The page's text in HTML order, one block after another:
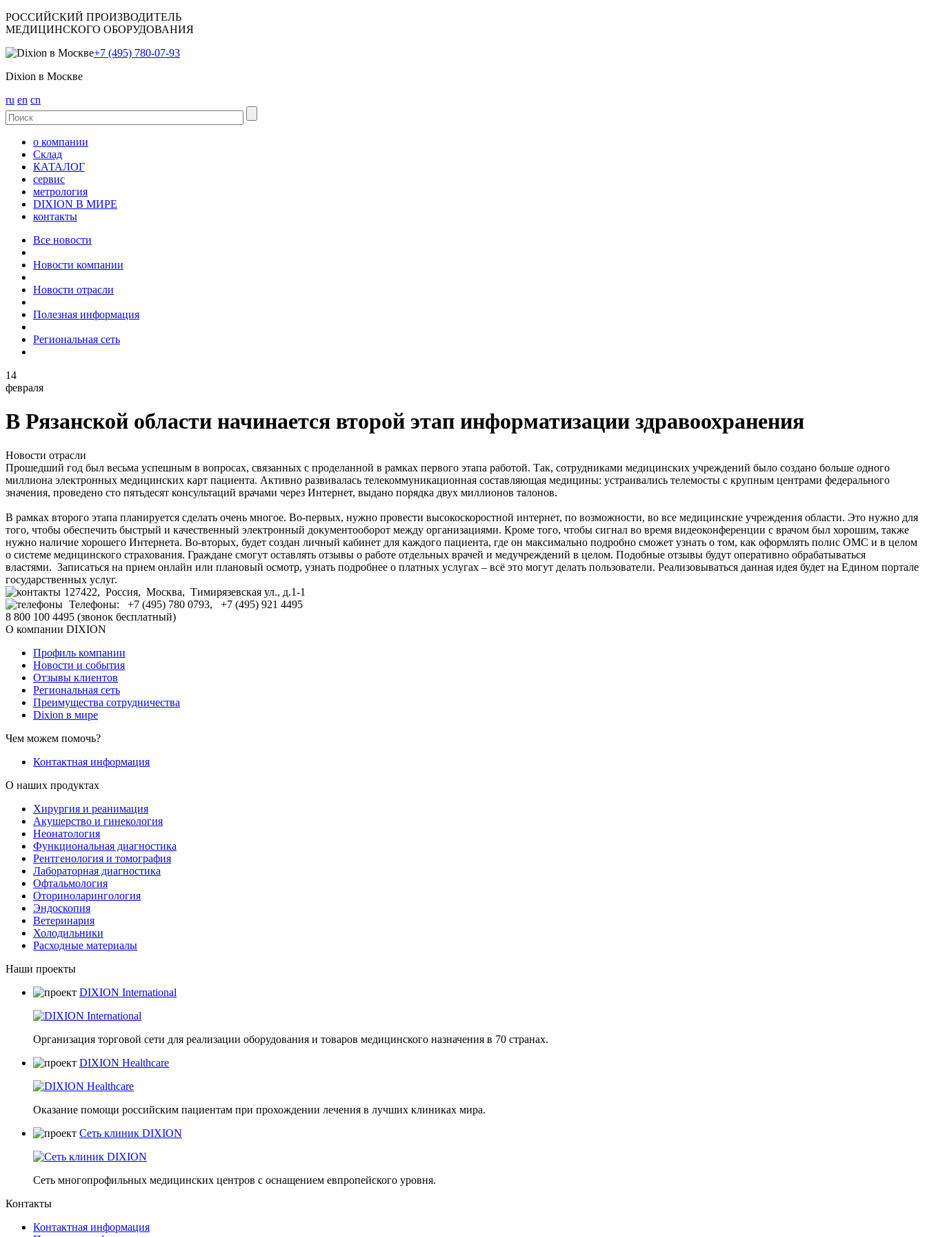
РОССИЙСКИЙ ПРОИЗВОДИТЕЛЬ
МЕДИЦИНСКОГО ОБОРУДОВАНИЯ
+7 (495) 780-07-93
Dixion в Москве
ru en cn
о компании
Склад
КАТАЛОГ
сервис
метрология
DIXION В МИРЕ
контакты
Все новости
Новости компании
Новости отрасли
Полезная информация
Региональная сеть
14
февраля
В Рязанской области начинается второй этап информатизации здравоохранения
Новости отрасли
Прошедший год был весьма успешным в вопросах, связанных с проделанной в рамках первого этапа работой. Так, сотрудниками медицинских учреждений было создано больше одного
миллиона электронных медицинских карт пациента. Активно развивалась телекоммуникационная составляющая медицины: устраивались телемосты с крупным центрами федерального
значения, проведено сто пятьдесят консультаций врачами через Интернет, выдано порядка двух миллионов талонов.
В рамках второго этапа планируется сделать очень многое. Во-первых, нужно провести высокоскоростной интернет, по возможности, во все медицинские учреждения области. Это нужно для
того, чтобы обеспечить быстрый и качественный электронный документооборот между организациями. Кроме того, чтобы сигнал во время видеоконференции с врачом был хорошим, также
нужно наличие хорошего Интернета. Во-вторых, будет создан личный кабинет для каждого пациента, где он максимально подробно сможет узнать о том, как оформлять полис ОМС и в целом
о системе медицинского страхования. Граждане смогут оставлять отзывы о работе отдельных врачей и медучреждений в целом. Подобные отзывы будут оперативно обрабатываться
властями. Записаться на прием онлайн или плановый осмотр, узнать подробнее о платных услугах – всё это могут делать пользователи. Реализовываться данная идея будет на Едином портале
государственных услуг.
127422, Россия, Москва, Тимирязевская ул., д.1-1
Телефоны: +7 (495) 780 0793, +7 (495) 921 4495
8 800 100 4495 (звонок бесплатный)
О компании DIXION
Профиль компании
Новости и события
Отзывы клиентов
Региональная сеть
Преимущества сотрудничества
Dixion в мире
Чем можем помочь?
Контактная информация
О наших продуктах
Хирургия и реанимация
Акушерство и гинекология
Неонатология
Функциональная диагностика
Рентгенология и томография
Лабораторная диагностика
Офтальмология
Оториноларингология
Эндоскопия
Ветеринария
Холодильники
Расходные материалы
Наши проекты
DIXION International
Организация торговой сети для реализации оборудования и товаров медицинского назначения в 70 странах.
DIXION Healthcare
Оказание помощи российским пациентам при прохождении лечения в лучших клиниках мира.
Сеть клиник DIXION
Сеть многопрофильных медицинских центров с оснащением евпропейского уровня.
Контакты
Контактная информация